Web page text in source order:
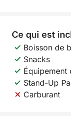
Ce qui est
Boisson de
Snacks
Équipement
Stand-Up
Carburant